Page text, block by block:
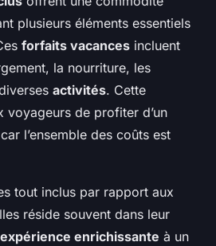
plusieurs éléments essentiels
forfaits vacances incluent
la nourriture, les
activités. Cette
voyageurs de profiter d’un
l’ensemble des coûts est
tout inclus par rapport aux
réside souvent dans leur
expérience enrichissante à un